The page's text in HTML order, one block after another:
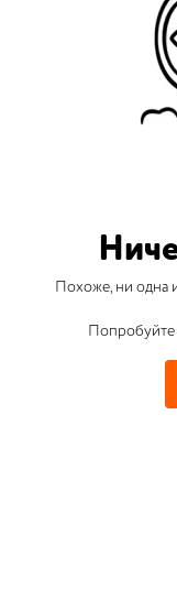
Похоже, ни одна
Попробуйте